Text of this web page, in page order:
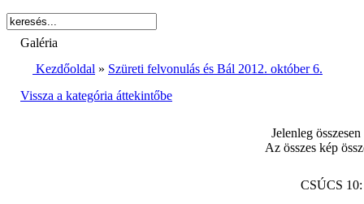
Galéria
Kezdőoldal » Szüreti felvonulás és Bál 2012. október 6.
Vissza a kategória áttekintőbe
Jelenleg
Az összes kép
CSÚCS